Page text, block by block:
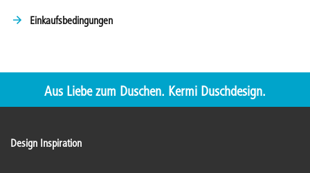
Einkaufsbedingungen
Aus Liebe zum Duschen. Kermi Duschdesign.
Design Inspiration